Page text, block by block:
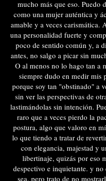
mucho más que eso. Puedo
como una mujer auténtica y
amable y a veces carismática.
una personalidad fuerte y
poco de sentido común y, a
antes, no salgo a picar sin
O al menos no lo hago tan a
siempre dudo en medir mis
porque soy tan "obstinado" a
sin ver las perspectivas de
lastimándolas sin intención.
raro que a veces pierdo la
postura, algo que valoro en
lo que tiendo a tratar de
con elegancia, majestad y
libertinaje, quizás por eso
despectivo e inquietante. y no
sea, pero trato de no